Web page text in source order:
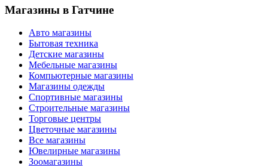
Магазины в Гатчине
Авто магазины
Бытовая техника
Детские магазины
Мебельные магазины
Компьютерные магазины
Магазины одежды
Спортивные магазины
Строительные магазины
Торговые центры
Цветочные магазины
Все магазины
Ювелирные магазины
Зоомагазины